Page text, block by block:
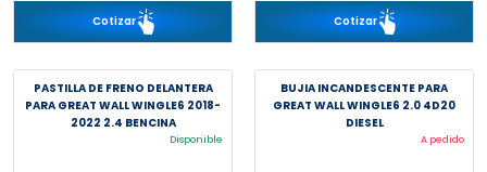
Cotizar Cotizar
PASTILLA DE FRENO DELANTERA
PARA GREAT WALL WINGLE6 2018-
2022 2.4 BENCINA
Disponible
BUJIA INCANDESCENTE PARA
GREAT WALL WINGLE6 2.0 4D20
DIESEL
A pedido